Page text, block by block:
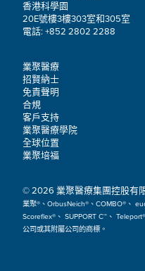
香港科學園
20E號樓3樓303室和305室
電話: +852 2802 2288
業聚醫療
招賢納士
免責聲明
合規
客戶支持
業聚醫療學院
全球位置
業聚培福
© 2026 業聚醫療集團控股有
業聚®、OrbusNeich®、COMBO®、
Scoreflex®、 SUPPORT C™、
公司或其附屬公司的商標。